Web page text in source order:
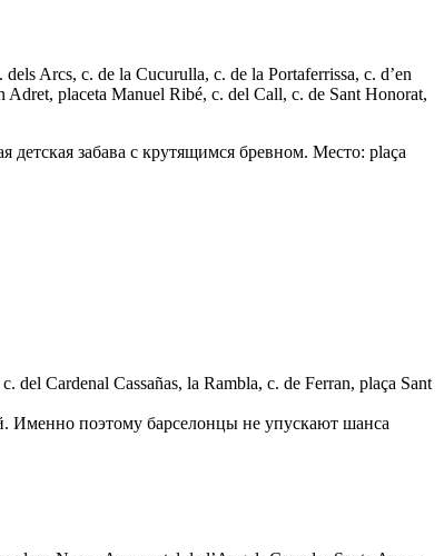
Arcs, c. de la Cucurulla, c. de la Portaferrissa, c. d’en
Adret, placeta Manuel Ribé, c. del Call, c. de Sant Honorat,
забава с крутящимся бревном. Место: plaça
Cardenal Cassañas, la Rambla, c. de Ferran, plaça Sant
Именно поэтому барселонцы не упускают шанса